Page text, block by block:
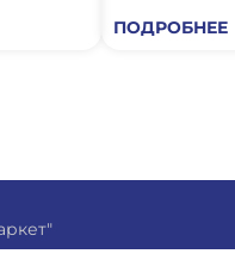
ПОДРОБНЕЕ